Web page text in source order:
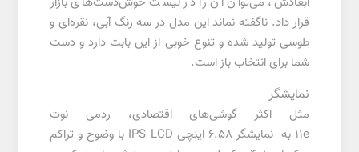
قرار داد. ناگفته نماند این مدل در سه رنگ آبی، نقره‌ای و
طوسی تولید شده و تنوع خوبی از این بابت دارد و دست
شما برای انتخاب باز است.
نمایشگر
مثل اکثر گوشی‌های اقتصادی، ردمی نوت
11e به نمایشگر 6.58 اینچی IPS LCD با وضوح و تراکم